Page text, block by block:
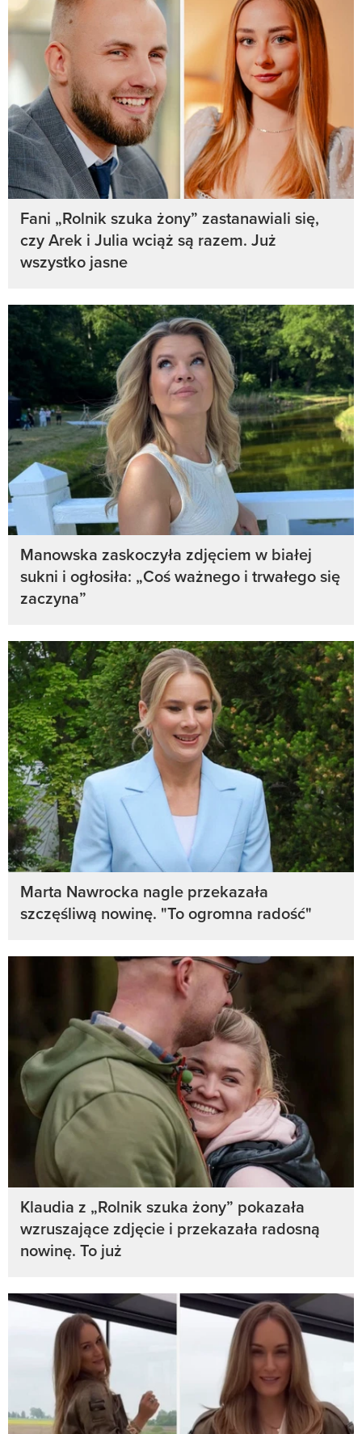
Fani „Rolnik szuka żony” zastanawiali się,
czy Arek i Julia wciąż są razem. Już
wszystko jasne
Manowska zaskoczyła zdjęciem w białej
sukni i ogłosiła: „Coś ważnego i trwałego się
zaczyna”
Marta Nawrocka nagle przekazała
szczęśliwą nowinę. "To ogromna radość"
Klaudia z „Rolnik szuka żony” pokazała
wzruszające zdjęcie i przekazała radosną
nowinę. To już